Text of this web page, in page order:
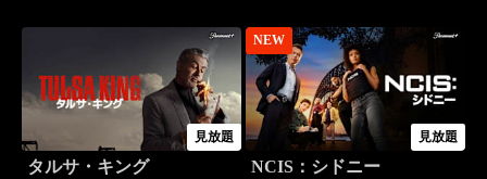
見放題
タルサ・キング
NEW
見放題
NCIS：シドニー